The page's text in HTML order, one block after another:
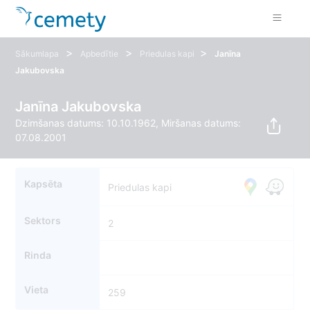
Sākumlapa > Apbedītie > Priedulas kapi >
Janīna
Jakubovska
Janīna Jakubovska
Dzimšanas datums: 10.10.1962, Miršanas datums:
07.08.2001
Kapsēta Priedulas kapi
Sektors 2
Rinda
Vieta 259